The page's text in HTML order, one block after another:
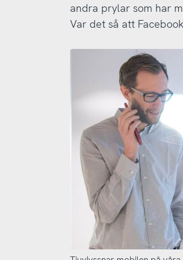
andra prylar som har
Var det så att